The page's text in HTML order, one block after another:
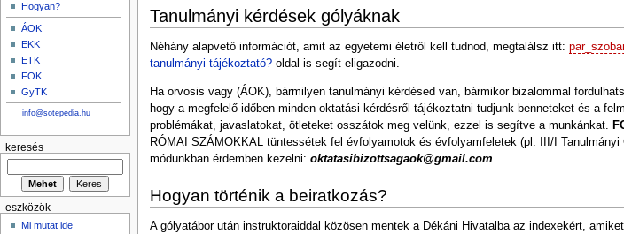
Tanulmányi kérdések gólyáknak
Néhány alapvető információt, amit az egyetemi életről kell tudnod, megtalálsz itt:
tanulmányi tájékoztató?oldal is segít eligazodni.
Ha orvosis vagy (ÁOK), bármilyen tanulmányi kérdésed van, bármikor bizalommal
hogy a megfelelő időben minden oktatási kérdésről tájékoztatni tudjunk benneteket és a
problémákat, javaslatokat, ötleteket osszátok meg velünk, ezzel is segítve a munkánkat.
RÓMAI SZÁMOKKAL tüntessétek fel évfolyamotok és évfolyamfeletek (pl. III/I
módunkban érdemben kezelni: oktatasibizottsagaok@gmail.com
Hogyan történik a beiratkozás?
A gólyatábor után instruktoraiddal közösen mentek a Dékáni Hivatalba az indexekért,
Hogyan?
ÁOK
EKK
ETK
FOK
GyTK
info@sotepedia.hu
keresés
eszközök
Mi mutat ide